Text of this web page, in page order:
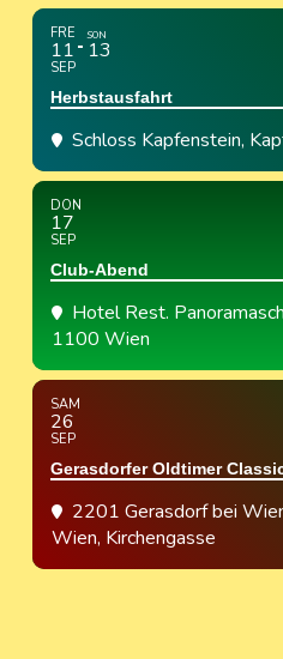
FRE
11
SEP
SON
13
Herbstausfahrt
Schloss Kapfenstein,
DON
17
SEP
Club-Abend
Hotel Rest.
1100 Wien
SAM
26
SEP
Gerasdorfer Oldtimer
2201 Gerasdorf bei
Wien, Kirchengasse